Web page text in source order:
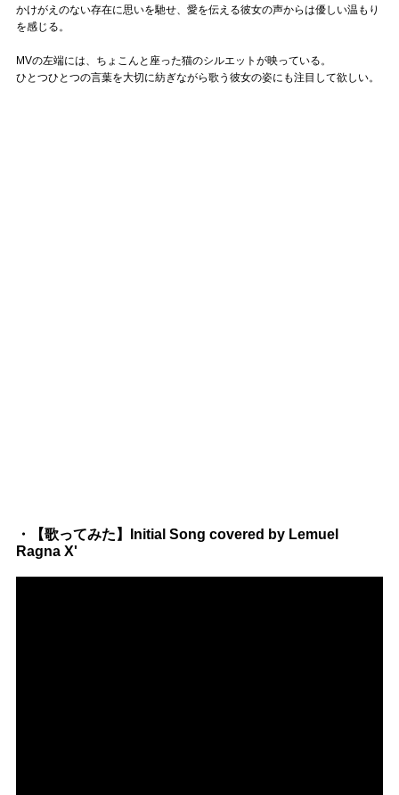
かけがえのない存在に思いを馳せ、愛を伝える彼女の声からは優しい温もり
を感じる。
MVの左端には、ちょこんと座った猫のシルエットが映っている。
ひとつひとつの言葉を大切に紡ぎながら歌う彼女の姿にも注目して欲しい。
・【歌ってみた】Initial Song covered by Lemuel
Ragna X'